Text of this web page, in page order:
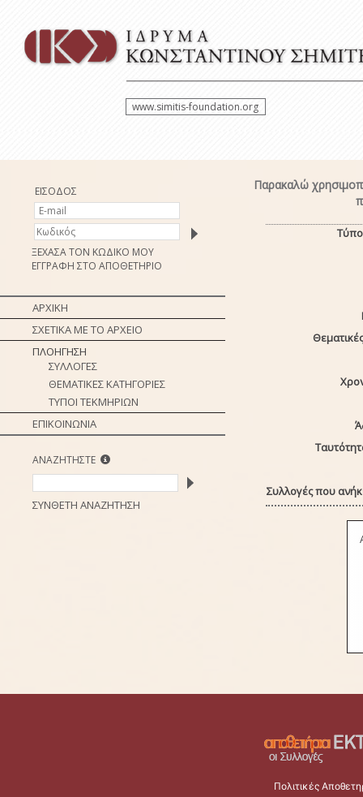
www.simitis-foundation.org
ΕΙΣΟΔΟΣ
ΞΕΧΑΣΑ ΤΟΝ ΚΩΔΙΚΟ ΜΟΥ
ΕΓΓΡΑΦΗ ΣΤΟ ΑΠΟΘΕΤΗΡΙΟ
ΑΡΧΙΚΗ
ΣΧΕΤΙΚΑ ΜΕ ΤΟ ΑΡΧΕΙΟ
ΠΛΟΗΓΗΣΗ
ΣΥΛΛΟΓΕΣ
ΘΕΜΑΤΙΚΕΣ ΚΑΤΗΓΟΡΙΕΣ
ΤΥΠΟΙ ΤΕΚΜΗΡΙΩΝ
ΕΠΙΚΟΙΝΩΝΙΑ
ΑΝΑΖΗΤΗΣΤΕ
ΣΥΝΘΕΤΗ ΑΝΑΖΗΤΗΣΗ
Παρακαλώ
Συλλογές που